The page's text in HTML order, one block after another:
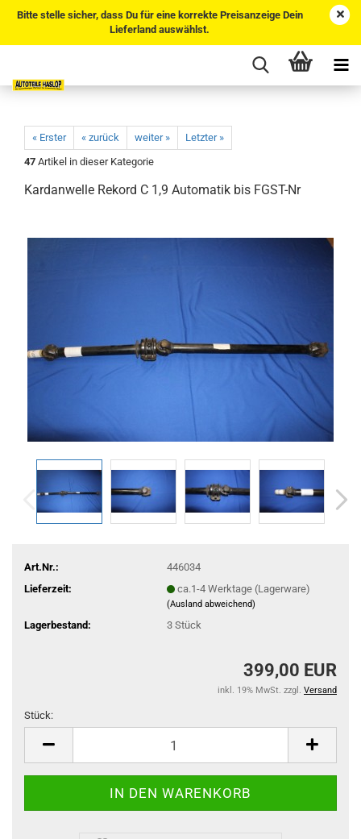
Bitte stelle sicher, dass Du für eine korrekte Preisanzeige Dein
Lieferland auswählst.
« Erster « zurück weiter »
Letzter »
47 Artikel in dieser Kategorie
Kardanwelle Rekord C 1,9 Automatik bis FGST-Nr
Art.Nr.:
446034
Lieferzeit:
ca.1-4 Werktage (Lagerware)
(Ausland abweichend)
Lagerbestand: 3 Stück
399,00 EUR
inkl. 19% MwSt. zzgl. Versand
Stück: